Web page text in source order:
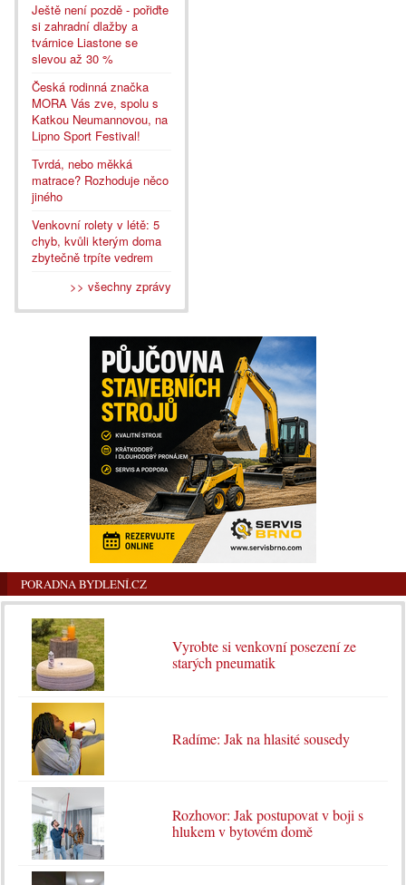
Ještě není pozdě - pořiďte
si zahradní dlažby a
tvárnice Liastone se
slevou až 30 %
Česká rodinná značka
MORA Vás zve, spolu s
Katkou Neumannovou, na
Lipno Sport Festival!
Tvrdá, nebo měkká
matrace? Rozhoduje něco
jiného
Venkovní rolety v létě: 5
chyb, kvůli kterým doma
zbytečně trpíte vedrem
>> všechny zprávy
PORADNA BYDLENÍ.CZ
Vyrobte si venkovní posezení ze
starých pneumatik
Radíme: Jak na hlasité sousedy
Rozhovor: Jak postupovat v boji s
hlukem v bytovém domě